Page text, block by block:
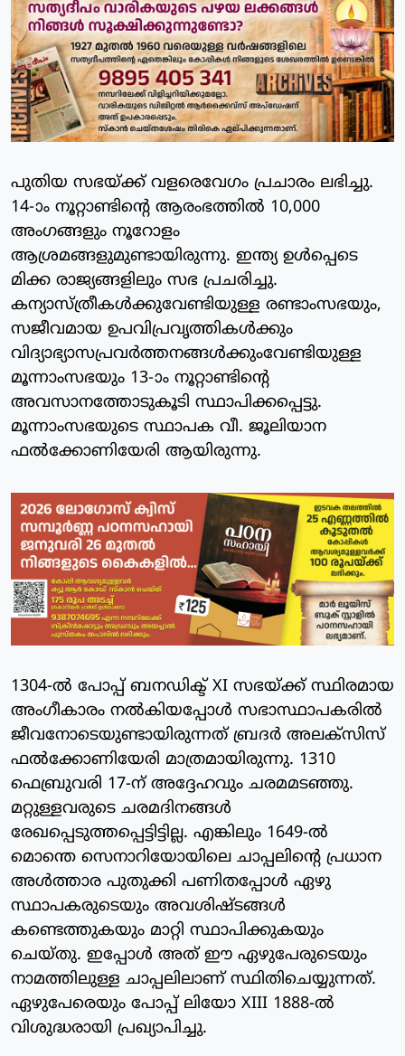
പുതിയ സഭയ്ക്ക് വളരെവേഗം പ്രചാരം ലഭിച്ചു.
14-ാം നൂറ്റാണ്ടിന്റെ ആരംഭത്തില്‍ 10,000
അംഗങ്ങളും നൂറോളം
ആശ്രമങ്ങളുമുണ്ടായിരുന്നു. ഇന്ത്യ ഉള്‍പ്പെടെ
മിക്ക രാജ്യങ്ങളിലും സഭ പ്രചരിച്ചു.
കന്യാസ്ത്രീകള്‍ക്കുവേണ്ടിയുള്ള രണ്ടാംസഭയും,
സജീവമായ ഉപവിപ്രവൃത്തികള്‍ക്കും
വിദ്യാഭ്യാസപ്രവര്‍ത്തനങ്ങള്‍ക്കുംവേണ്ടിയുള്ള
മൂന്നാംസഭയും 13-ാം നൂറ്റാണ്ടിന്റെ
അവസാനത്തോടുകൂടി സ്ഥാപിക്കപ്പെട്ടു.
മൂന്നാംസഭയുടെ സ്ഥാപക വീ. ജൂലിയാന
ഫല്‍ക്കോണിയേരി ആയിരുന്നു.
1304-ല്‍ പോപ്പ് ബനഡിക്ട് XI സഭയ്ക്ക് സ്ഥിരമായ
അംഗീകാരം നല്‍കിയപ്പോള്‍ സഭാസ്ഥാപകരില്‍
ജീവനോടെയുണ്ടായിരുന്നത് ബ്രദര്‍ അലക്‌സിസ്
ഫല്‍ക്കോണിയേരി മാത്രമായിരുന്നു. 1310
ഫെബ്രുവരി 17-ന് അദ്ദേഹവും ചരമമടഞ്ഞു.
മറ്റുള്ളവരുടെ ചരമദിനങ്ങള്‍
രേഖപ്പെടുത്തപ്പെട്ടിട്ടില്ല. എങ്കിലും 1649-ല്‍
മൊന്തെ സെനാറിയോയിലെ ചാപ്പലിന്റെ പ്രധാന
അള്‍ത്താര പുതുക്കി പണിതപ്പോള്‍ ഏഴു
സ്ഥാപകരുടെയും അവശിഷ്ടങ്ങള്‍
കണ്ടെത്തുകയും മാറ്റി സ്ഥാപിക്കുകയും
ചെയ്തു. ഇപ്പോള്‍ അത് ഈ ഏഴുപേരുടെയും
നാമത്തിലുള്ള ചാപ്പലിലാണ് സ്ഥിതിചെയ്യുന്നത്.
ഏഴുപേരെയും പോപ്പ് ലിയോ XIII 1888-ല്‍
വിശുദ്ധരായി പ്രഖ്യാപിച്ചു.